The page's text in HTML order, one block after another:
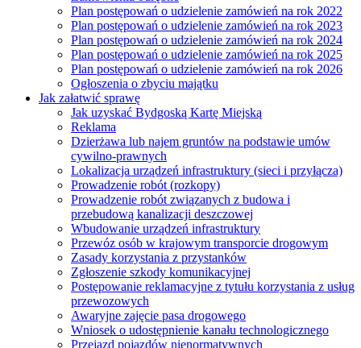
Plan postępowań o udzielenie zamówień na rok 2022
Plan postępowań o udzielenie zamówień na rok 2023
Plan postępowań o udzielenie zamówień na rok 2024
Plan postępowań o udzielenie zamówień na rok 2025
Plan postępowań o udzielenie zamówień na rok 2026
Ogłoszenia o zbyciu majątku
Jak załatwić sprawę
Jak uzyskać Bydgoską Kartę Miejską
Reklama
Dzierżawa lub najem gruntów na podstawie umów
cywilno-prawnych
Lokalizacja urządzeń infrastruktury (sieci i przyłącza)
Prowadzenie robót (rozkopy)
Prowadzenie robót związanych z budowa i
przebudową kanalizacji deszczowej
Wbudowanie urządzeń infrastruktury
Przewóz osób w krajowym transporcie drogowym
Zasady korzystania z przystanków
Zgłoszenie szkody komunikacyjnej
Postępowanie reklamacyjne z tytułu korzystania z usług
przewozowych
Awaryjne zajęcie pasa drogowego
Wniosek o udostępnienie kanału technologicznego
Przejazd pojazdów nienormatywnych